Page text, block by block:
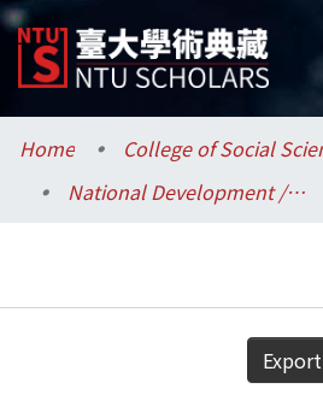
Communities & Collections
Research Outputs
Home
National Development / 國家發展研究所
Details
Export